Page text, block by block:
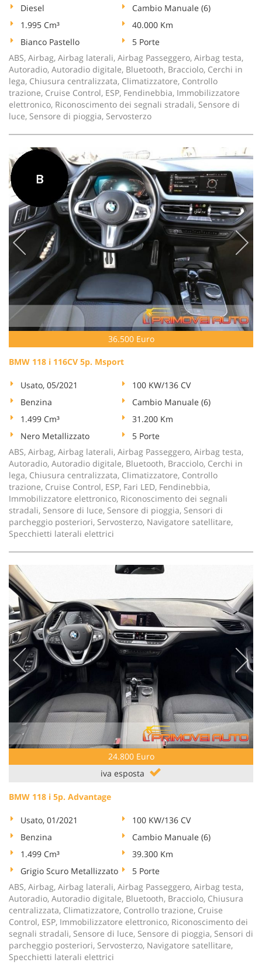
Diesel
Cambio Manuale (6)
1.995 Cm³
40.000 Km
Bianco Pastello
5 Porte
ABS, Airbag, Airbag laterali, Airbag Passeggero, Airbag testa,
Autoradio, Autoradio digitale, Bluetooth, Bracciolo, Cerchi in
lega, Chiusura centralizzata, Climatizzatore, Controllo
trazione, Cruise Control, ESP, Fendinebbia, Immobilizzatore
elettronico, Riconoscimento dei segnali stradali, Sensore di
luce, Sensore di pioggia, Servosterzo
36.500 Euro
BMW 118 i 116CV 5p. Msport
Usato, 05/2021
100 KW/136 CV
Benzina
Cambio Manuale (6)
1.499 Cm³
31.200 Km
Nero Metallizzato
5 Porte
ABS, Airbag, Airbag laterali, Airbag Passeggero, Airbag testa,
Autoradio, Autoradio digitale, Bluetooth, Bracciolo, Cerchi in
lega, Chiusura centralizzata, Climatizzatore, Controllo
trazione, Cruise Control, ESP, Fari LED, Fendinebbia,
Immobilizzatore elettronico, Riconoscimento dei segnali
stradali, Sensore di luce, Sensore di pioggia, Sensori di
parcheggio posteriori, Servosterzo, Navigatore satellitare,
Specchietti laterali elettrici
24.800 Euro
iva esposta
BMW 118 i 5p. Advantage
Usato, 01/2021
100 KW/136 CV
Benzina
Cambio Manuale (6)
1.499 Cm³
39.300 Km
Grigio Scuro Metallizzato
5 Porte
ABS, Airbag, Airbag laterali, Airbag Passeggero, Airbag testa,
Autoradio, Autoradio digitale, Bluetooth, Bracciolo, Chiusura
centralizzata, Climatizzatore, Controllo trazione, Cruise
Control, ESP, Immobilizzatore elettronico, Riconoscimento dei
segnali stradali, Sensore di luce, Sensore di pioggia, Sensori di
parcheggio posteriori, Servosterzo, Navigatore satellitare,
Specchietti laterali elettrici